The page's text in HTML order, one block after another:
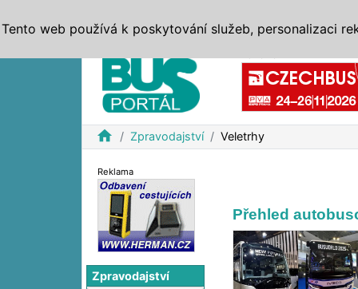
home Zpravodajství Veletrhy
Reklama
Zpravodajství
Přehled
Tento web používá k poskytování služeb, personalizaci